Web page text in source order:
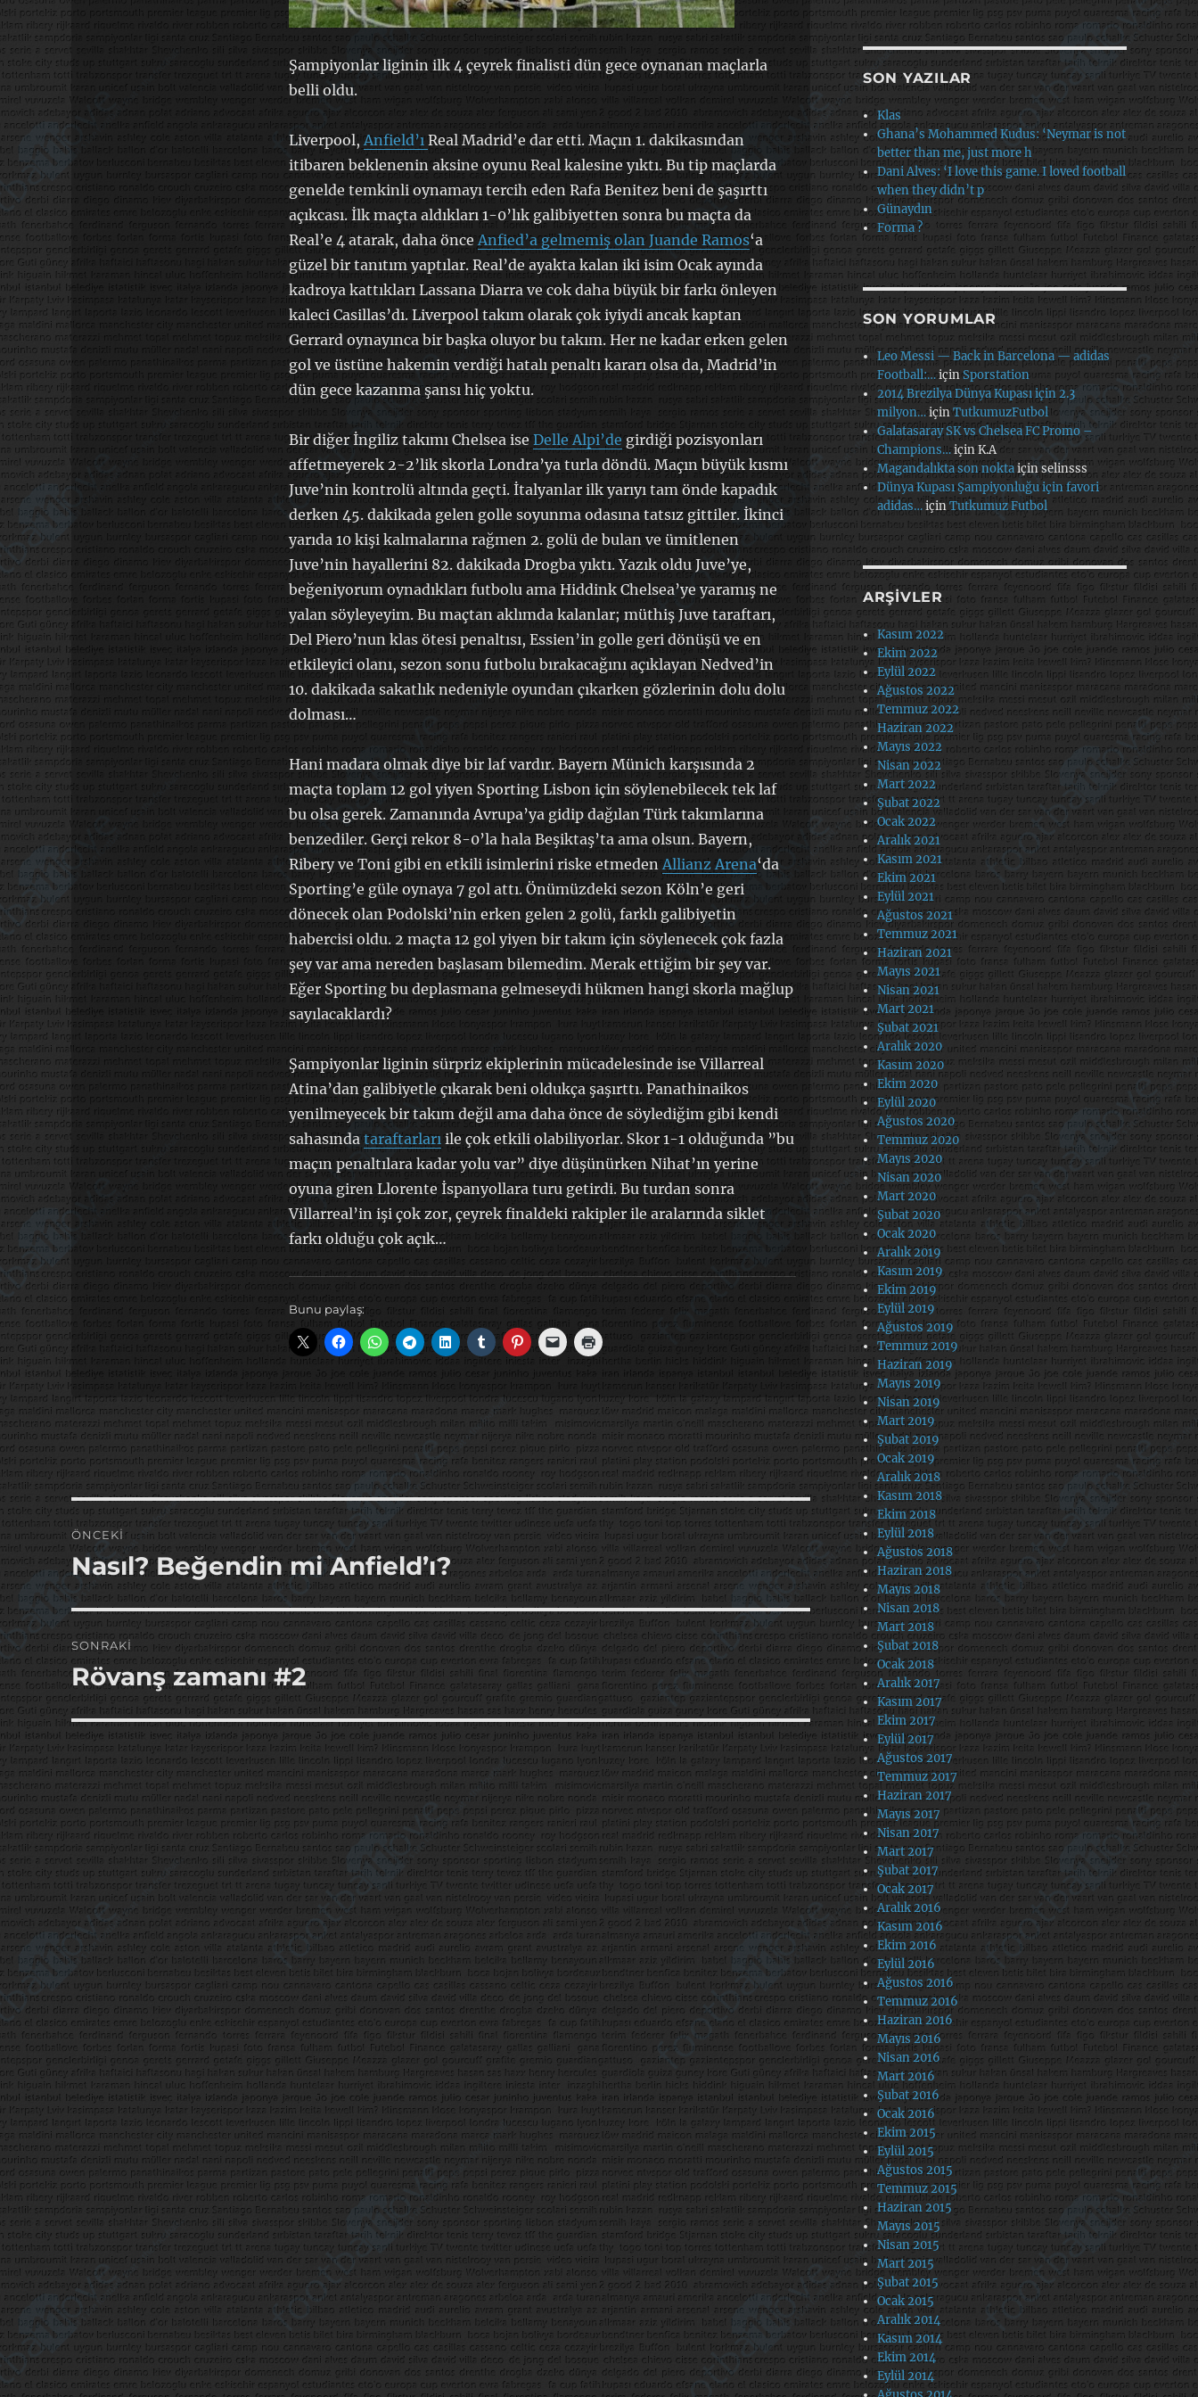
Şampiyonlar liginin ilk 4 çeyrek finalisti dün gece oynanan maçlarla
belli oldu.
Liverpool,Anfield’ı Real Madrid’e dar etti. Maçın 1. dakikasından
itibaren beklenenin aksine oyunu Real kalesine yıktı. Bu tip maçlarda
genelde temkinli oynamayı tercih eden Rafa Benitez beni de şaşırttı
açıkcası. İlk maçta aldıkları 1-0’lık galibiyetten sonra bu maçta da
Real’e 4 atarak, daha önceAnfied’a gelmemiş olan Juande Ramos‘a
güzel bir tanıtım yaptılar. Real’de ayakta kalan iki isim Ocak ayında
kadroya kattıkları Lassana Diarra ve cok daha büyük bir farkı önleyen
kaleci Casillas’dı. Liverpool takım olarak çok iyiydi ancak kaptan
Gerrard oynayınca bir başka oluyor bu takım. Her ne kadar erken gelen
gol ve üstüne hakemin verdiği hatalı penaltı kararı olsa da, Madrid’in
dün gece kazanma şansı hiç yoktu.
Bir diğer İngiliz takımı Chelsea ise Delle Alpi’de girdiği pozisyonları
affetmeyerek 2-2’lik skorla Londra’ya turla döndü. Maçın büyük kısmı
Juve’nin kontrolü altında geçti. İtalyanlar ilk yarıyı tam önde kapadık
derken 45. dakikada gelen golle soyunma odasına tatsız gittiler. İkinci
yarıda 10 kişi kalmalarına rağmen 2. golü de bulan ve ümitlenen
Juve’nin hayallerini 82. dakikada Drogba yıktı. Yazık oldu Juve’ye,
beğeniyorum oynadıkları futbolu ama Hiddink Chelsea’ye yaramış ne
yalan söyleyeyim. Bu maçtan aklımda kalanlar; müthiş Juve taraftarı,
Del Piero’nun klas ötesi penaltısı, Essien’in golle geri dönüşü ve en
etkileyici olanı, sezon sonu futbolu bırakacağını açıklayan Nedved’in
10. dakikada sakatlık nedeniyle oyundan çıkarken gözlerinin dolu dolu
dolması…
Hani madara olmak diye bir laf vardır. Bayern Münich karşısında 2
maçta toplam 12 gol yiyen Sporting Lisbon için söylenebilecek tek laf
bu olsa gerek. Zamanında Avrupa’ya gidip dağılan Türk takımlarına
benzediler. Gerçi rekor 8-0’la hala Beşiktaş’ta ama olsun. Bayern,
Ribery ve Toni gibi en etkili isimlerini riske etmedenAllianz Arena‘da
Sporting’e güle oynaya 7 gol attı. Önümüzdeki sezon Köln’e geri
dönecek olan Podolski’nin erken gelen 2 golü, farklı galibiyetin
habercisi oldu. 2 maçta 12 gol yiyen bir takım için söylenecek çok fazla
şey var ama nereden başlasam bilemedim. Merak ettiğim bir şey var.
Eğer Sporting bu deplasmana gelmeseydi hükmen hangi skorla mağlup
sayılacaklardı?
Şampiyonlar liginin sürpriz ekiplerinin mücadelesinde ise Villarreal
Atina’dan galibiyetle çıkarak beni oldukça şaşırttı. Panathinaikos
yenilmeyecek bir takım değil ama daha önce de söylediğim gibi kendi
sahasındataraftarlarıile çok etkili olabiliyorlar. Skor 1-1 olduğunda ”bu
maçın penaltılara kadar yolu var” diye düşünürken Nihat’ın yerine
oyuna giren Llorente İspanyollara turu getirdi. Bu turdan sonra
Villarreal’in işi çok zor, çeyrek finaldeki rakipler ile aralarında siklet
farkı olduğu çok açık…
Bunu paylaş:
Yazı
gezinmesi
ÖNCEKI
Önceki
yazı:
Nasıl? Beğendin mi Anfield’ı?
SONRAKI
Sonraki
yazı:
Rövanş zamanı #2
SON YAZILAR
Klas
Ghana’s Mohammed Kudus: ‘Neymar is not
better than me, just more h
Dani Alves: ‘I love this game. I loved football
when they didn’t p
Günaydın
Forma ?
SON YORUMLAR
Leo Messi — Back in Barcelona — adidas
Football:…içinSporstation
2014 Brezilya Dünya Kupası için 2.3
milyon…içinTutkumuzFutbol
Galatasaray SK vs Chelsea FC Promo –
Champions…içinK.A
Magandalıkta son noktaiçinselinsss
Dünya Kupası Şampiyonluğu için favori
adidas…içinTutkumuz Futbol
ARŞIVLER
Kasım 2022
Ekim 2022
Eylül 2022
Ağustos 2022
Temmuz 2022
Haziran 2022
Mayıs 2022
Nisan 2022
Mart 2022
Şubat 2022
Ocak 2022
Aralık 2021
Kasım 2021
Ekim 2021
Eylül 2021
Ağustos 2021
Temmuz 2021
Haziran 2021
Mayıs 2021
Nisan 2021
Mart 2021
Şubat 2021
Aralık 2020
Kasım 2020
Ekim 2020
Eylül 2020
Ağustos 2020
Temmuz 2020
Mayıs 2020
Nisan 2020
Mart 2020
Şubat 2020
Ocak 2020
Aralık 2019
Kasım 2019
Ekim 2019
Eylül 2019
Ağustos 2019
Temmuz 2019
Haziran 2019
Mayıs 2019
Nisan 2019
Mart 2019
Şubat 2019
Ocak 2019
Aralık 2018
Kasım 2018
Ekim 2018
Eylül 2018
Ağustos 2018
Haziran 2018
Mayıs 2018
Nisan 2018
Mart 2018
Şubat 2018
Ocak 2018
Aralık 2017
Kasım 2017
Ekim 2017
Eylül 2017
Ağustos 2017
Temmuz 2017
Haziran 2017
Mayıs 2017
Nisan 2017
Mart 2017
Şubat 2017
Ocak 2017
Aralık 2016
Kasım 2016
Ekim 2016
Eylül 2016
Ağustos 2016
Temmuz 2016
Haziran 2016
Mayıs 2016
Nisan 2016
Mart 2016
Şubat 2016
Ocak 2016
Ekim 2015
Eylül 2015
Ağustos 2015
Temmuz 2015
Haziran 2015
Mayıs 2015
Nisan 2015
Mart 2015
Şubat 2015
Ocak 2015
Aralık 2014
Kasım 2014
Ekim 2014
Eylül 2014